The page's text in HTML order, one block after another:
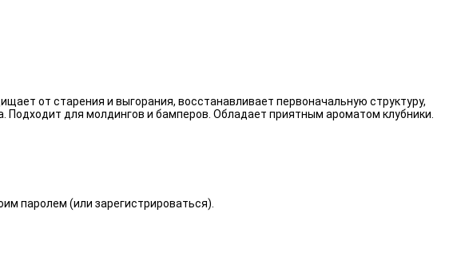
от старения и выгорания, восстанавливает первоначальную структуру,
для молдингов и бамперов. Обладает приятным ароматом клубники.
паролем (или зарегистрироваться).